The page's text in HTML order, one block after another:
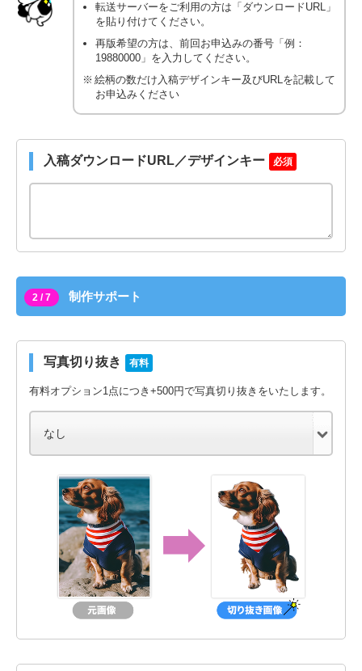
転送サーバーをご利用の方は「ダウンロードURL」
を貼り付けてください。
再版希望の方は、前回お申込みの番号「例：
19880000」を入力してください。
絵柄の数だけ入稿デザインキー及びURLを記載して
お申込みください
入稿ダウンロードURL／デザインキー 必須
2 / 7 制作サポート
写真切り抜き 有料
有料オプション1点につき+500円で写真切り抜きをいたします。